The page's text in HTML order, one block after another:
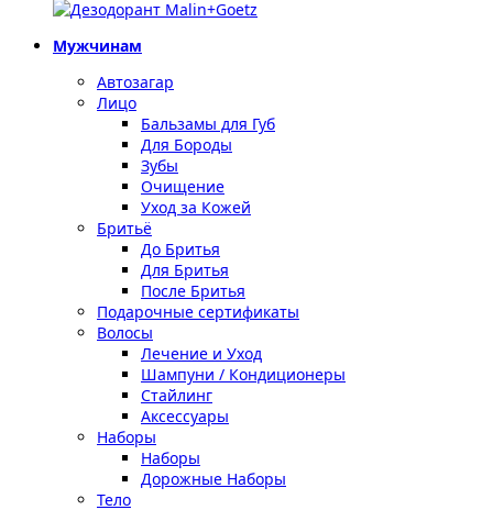
Мужчинам
Автозагар
Лицо
Бальзамы для Губ
Для Бороды
Зубы
Очищение
Уход за Кожей
Бритьё
До Бритья
Для Бритья
После Бритья
Подарочные сертификаты
Волосы
Лечение и Уход
Шампуни / Кондиционеры
Стайлинг
Аксессуары
Наборы
Наборы
Дорожные Наборы
Тело